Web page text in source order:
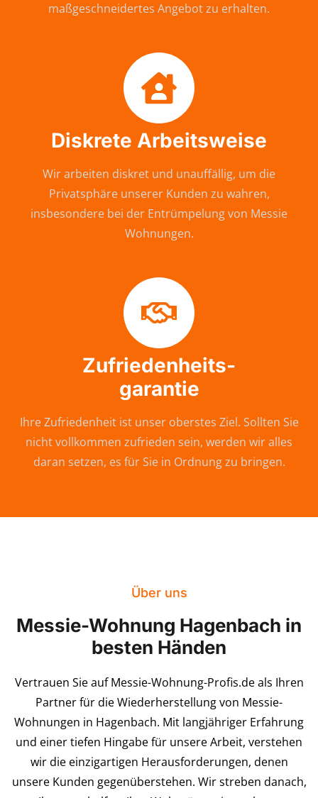
maßgeschneidertes Angebot zu erhalten.
Diskrete Arbeitsweise
Wir arbeiten diskret und unauffällig, um die
Privatsphäre unserer Kunden zu wahren,
insbesondere bei der Entrümpelung von Messie
Wohnungen.
Zufriedenheits-
garantie
Ihre Zufriedenheit ist unser oberstes Ziel. Sollten Sie
nicht vollkommen zufrieden sein, werden wir alles
daran setzen, es für Sie in Ordnung zu bringen.
Über uns
Messie-Wohnung Hagenbach in
besten Händen
Vertrauen Sie auf Messie-Wohnung-Profis.de als Ihren
Partner für die Wiederherstellung von Messie-
Wohnungen in Hagenbach. Mit langjähriger Erfahrung
und einer tiefen Hingabe für unsere Arbeit, verstehen
wir die einzigartigen Herausforderungen, denen
unsere Kunden gegenüberstehen. Wir streben danach,